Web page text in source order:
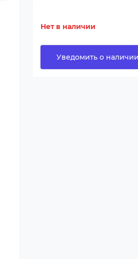
Нет в наличии
Уведомить о